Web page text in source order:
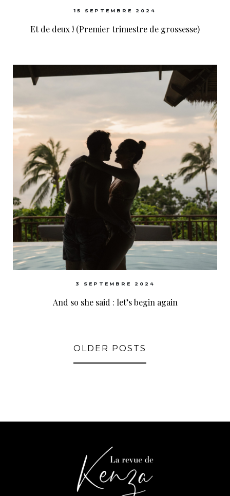
15 SEPTEMBRE 2024
Et de deux ! (Premier trimestre de grossesse)
3 SEPTEMBRE 2024
And so she said : let’s begin again
OLDER POSTS